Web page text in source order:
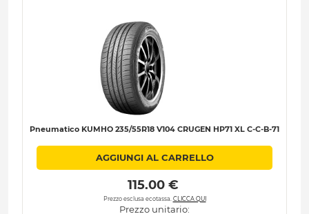
Pneumatico KUMHO 235/55R18 V104 CRUGEN HP71 XL C-C-B-71
AGGIUNGI AL CARRELLO
115.00 €
Prezzo esclusa ecotassa. CLICCA QUI
Prezzo unitario: